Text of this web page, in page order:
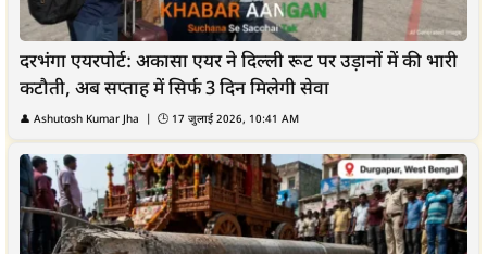
दरभंगा एयरपोर्ट: अकासा एयर ने दिल्ली रूट पर उड़ानों में की भारी
कटौती, अब सप्ताह में सिर्फ 3 दिन मिलेगी सेवा
👤 Ashutosh Kumar Jha | 🕒 17 जुलाई 2026, 10:41 AM